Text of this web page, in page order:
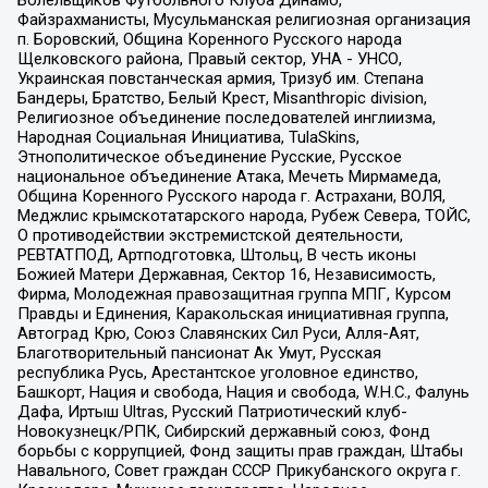
Файзрахманисты, Мусульманская религиозная организация
п. Боровский, Община Коренного Русского народа
Щелковского района, Правый сектор, УНА - УНСО,
Украинская повстанческая армия, Тризуб им. Степана
Бандеры, Братство, Белый Крест, Misanthropic division,
Религиозное объединение последователей инглиизма,
Народная Социальная Инициатива, TulaSkins,
Этнополитическое объединение Русские, Русское
национальное объединение Атака, Мечеть Мирмамеда,
Община Коренного Русского народа г. Астрахани, ВОЛЯ,
Меджлис крымскотатарского народа, Рубеж Севера, ТОЙС,
О противодействии экстремистской деятельности,
РЕВТАТПОД, Артподготовка, Штольц, В честь иконы
Божией Матери Державная, Сектор 16, Независимость,
Фирма, Молодежная правозащитная группа МПГ, Курсом
Правды и Единения, Каракольская инициативная группа,
Автоград Крю, Союз Славянских Сил Руси, Алля-Аят,
Благотворительный пансионат Ак Умут, Русская
республика Русь, Арестантское уголовное единство,
Башкорт, Нация и свобода, Нация и свобода, W.H.С., Фалунь
Дафа, Иртыш Ultras, Русский Патриотический клуб-
Новокузнецк/РПК, Сибирский державный союз, Фонд
борьбы с коррупцией, Фонд защиты прав граждан, Штабы
Навального, Совет граждан СССР Прикубанского округа г.